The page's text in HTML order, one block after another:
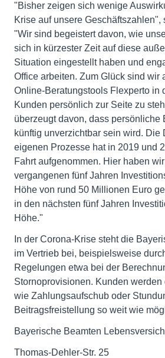
"Bisher zeigen sich wenige
Krise auf unsere Geschäftszahlen",
"Wir sind begeistert davon, wie
sich in kürzester Zeit auf diese
Situation eingestellt haben und
Office arbeiten. Zum Glück sind wir
Online-Beratungstools Flexperto in
Kunden persönlich zur Seite zu
überzeugt davon, dass persönliche
künftig unverzichtbar sein wird. Die
eigenen Prozesse hat in 2019 und
Fahrt aufgenommen. Hier haben
vergangenen fünf Jahren
Höhe von rund 50 Millionen Euro
in den nächsten fünf Jahren
Höhe."
In der Corona-Krise steht die
im Vertrieb bei, beispielsweise
Regelungen etwa bei der
Stornoprovisionen. Kunden
wie Zahlungsaufschub oder
Beitragsfreistellung so weit wie
Bayerische Beamten
Thomas-Dehler-Str. 25